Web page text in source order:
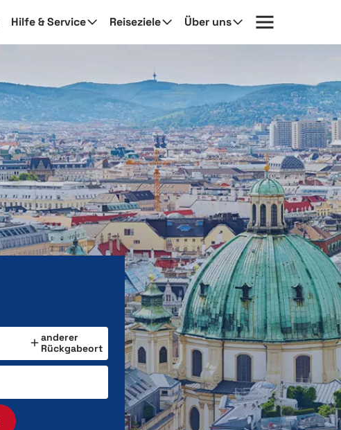
Hilfe & Service Reiseziele Über uns
anderer
Rückgabeort